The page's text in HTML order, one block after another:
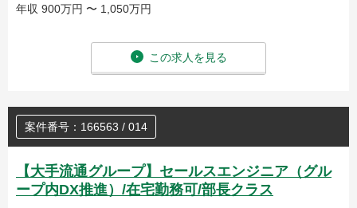
年収 900万円 〜 1,050万円
この求人を見る
案件番号：166563 / 014
【大手流通グループ】セールスエンジニア（グル
ープ内DX推進）/在宅勤務可/部長クラス